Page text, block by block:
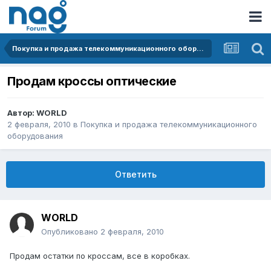
Покупка и продажа телекоммуникационного оборудования
Продам кроссы оптические
Автор: WORLD
2 февраля, 2010 в Покупка и продажа телекоммуникационного
оборудования
Ответить
WORLD
Опубликовано 2 февраля, 2010
Продам остатки по кроссам, все в коробках.